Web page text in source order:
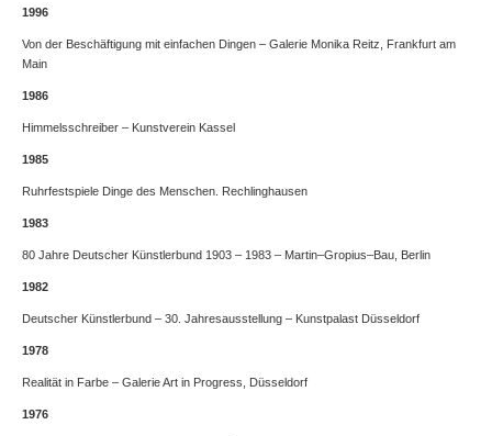
1996
Von der Beschäftigung mit einfachen Dingen – Galerie Monika Reitz, Frankfurt am
Main
1986
Himmelsschreiber – Kunstverein Kassel
1985
Ruhrfestspiele Dinge des Menschen. Rechlinghausen
1983
80 Jahre Deutscher Künstlerbund 1903 – 1983 – Martin–Gropius–Bau, Berlin
1982
Deutscher Künstlerbund – 30. Jahresausstellung – Kunstpalast Düsseldorf
1978
Realität in Farbe – Galerie Art in Progress, Düsseldorf
1976